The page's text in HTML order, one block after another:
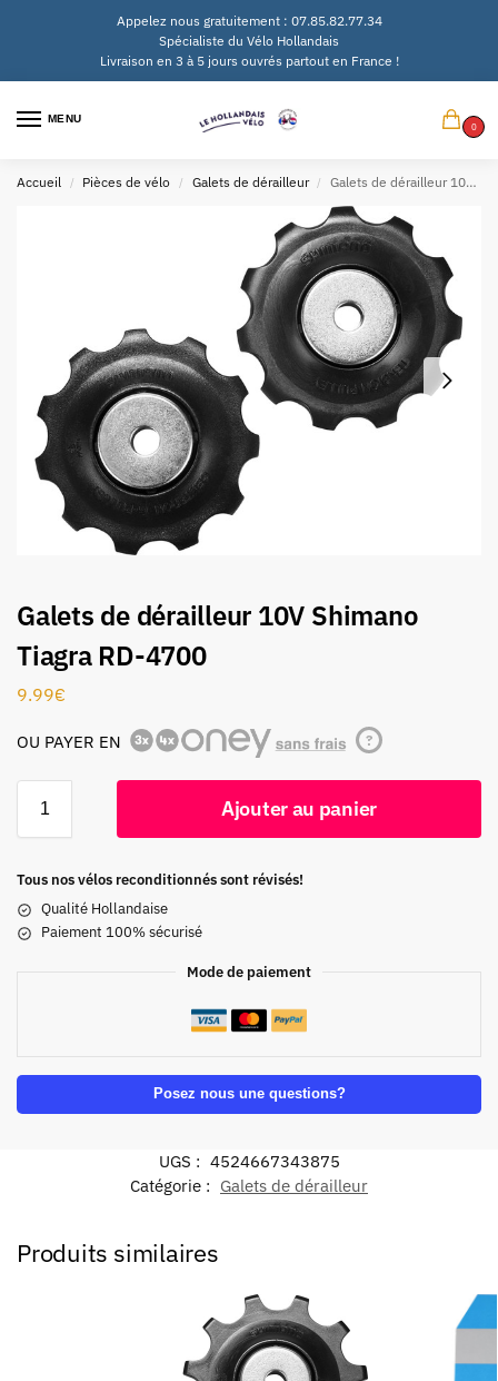
Appelez nous gratuitement : 07.85.82.77.34
Spécialiste du Vélo Hollandais
Livraison en 3 à 5 jours ouvrés partout en France !
MENU
0
Accueil / Pièces de vélo / Galets de dérailleur / Galets de dérailleur 10V Shimano Tiagra RD-4700
Galets de dérailleur 10V Shimano
Tiagra RD-4700
9.99€
OU PAYER EN ?
Ajouter au panier
Tous nos vélos reconditionnés sont révisés!
Qualité Hollandaise
Paiement 100% sécurisé
Mode de paiement
Posez nous une questions?
UGS : 4524667343875
Catégorie : Galets de dérailleur
Produits similaires